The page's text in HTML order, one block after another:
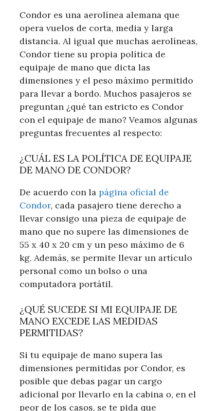
Condor es una aerolínea alemana que
opera vuelos de corta, media y larga
distancia. Al igual que muchas aerolíneas,
Condor tiene su propia política de
equipaje de mano que dicta las
dimensiones y el peso máximo permitido
para llevar a bordo. Muchos pasajeros se
preguntan ¿qué tan estricto es Condor
con el equipaje de mano? Veamos algunas
preguntas frecuentes al respecto:
¿CUÁL ES LA POLÍTICA DE EQUIPAJE
DE MANO DE CONDOR?
De acuerdo con la página oficial de
Condor, cada pasajero tiene derecho a
llevar consigo una pieza de equipaje de
mano que no supere las dimensiones de
55 x 40 x 20 cm y un peso máximo de 6
kg. Además, se permite llevar un artículo
personal como un bolso o una
computadora portátil.
¿QUÉ SUCEDE SI MI EQUIPAJE DE
MANO EXCEDE LAS MEDIDAS
PERMITIDAS?
Si tu equipaje de mano supera las
dimensiones permitidas por Condor, es
posible que debas pagar un cargo
adicional por llevarlo en la cabina o, en el
peor de los casos, se te pida que